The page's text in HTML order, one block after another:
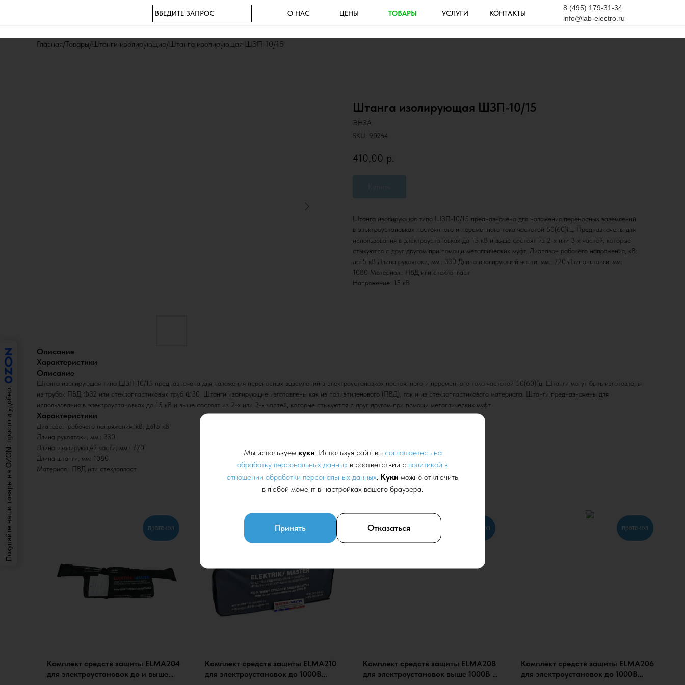
ТОВАРЫ УСЛУГИ КОНТАКТЫ
ЦЕНЫ
О НАС
ВВЕДИТЕ ЗАПРОС
8 (495) 179-31-34
info@lab-electro.ru
Главная Товары Штанги изолирующие Штанга изолирующая ШЗП-10/15
Мы используем куки . Используя сайт, вы соглашаетесь на
обработку персональных данных в соответствии с политикой в
отношении обработки персональных данных Куки можно отключить
в любой момент в настройках вашего браузера.
Принять Отказаться
Штанга изолирующая ШЗП-10/15
ЭНЗА
SKU: 90264
410,00 р.
Штанга изолирующая типа ШЗП-10/15 предназначена для наложения переносных заземлений
в электроустановках постоянного и переменного тока частотой 50(60)Гц. Предназначены для
использования в электроустановках до 15 кВ и выше состоят из 2-х или 3-х частей, которые
стыкуются с друг другом при помощи металлических муфт. Диапазон рабочего напряжения, кВ:
до15 кВ Длина рукоятоки, мм.: 330 Длина изолирующей части, мм.: 720 Длина штанги, мм:
1080 Материал.: ПВД или стеклопласт
Напряжение: 15 кВ
Описание
Характеристики
Описание
Штанга изолирующая типа ШЗП-10/15 предназначена для наложения переносных заземлений в электроустановках постоянного и переменного тока частотой 50(60)Гц. Штанги могут быть изготовлены
из трубок ПВД Ф32 или стеклопластиковых труб Ф30. Штанги изолирующие изготовлены как из полиэтиленового (ПВД), так и из стеклопластикового материала. Штанги предназначены для
использования в электроустановках до 15 кВ и выше состоят из 2-х или 3-х частей, которые стыкуются с друг другом при помощи металлических муфт.
Характеристики
Диапазон рабочего напряжения, кВ: до15 кВ
Длина рукоятоки, мм.: 330
Длина изолирующей части, мм.: 720
Длина штанги, мм: 1080
Материал.: ПВД или стеклопласт
протокол
Комплект средств защиты ELMA204
для электроустановок до и выше
Комплект средств защиты ELMA210
для электроустановок до 1000В
протокол
Комплект средств защиты ELMA208
для электроустановок выше 1000В в
протокол
Комплект средств защиты ELMA206
для электроустановок до 1000В
Покупайте наши товары на OZON: просто и удобно.